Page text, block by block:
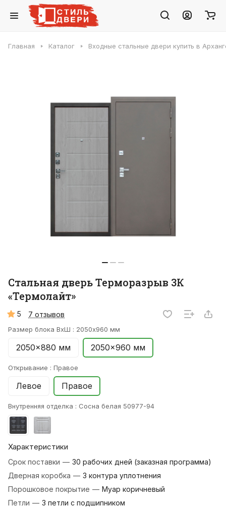
Главная Каталог Входные стальные двери купить в
Стальная дверь Терморазрыв 3К
«Термолайт»
5 7 отзывов
Размер блока ВхШ : 2050x960 мм
2050x880 мм 2050x960 мм
Открывание : Правое
Левое Правое
Внутренняя отделка : Сосна белая 50977-94
Характеристики
Срок поставки — 30 рабочих дней (заказная программа)
Дверная коробка — 3 контура уплотнения
Порошковое покрытие — Муар коричневый
Петли — 3 петли с подшипником